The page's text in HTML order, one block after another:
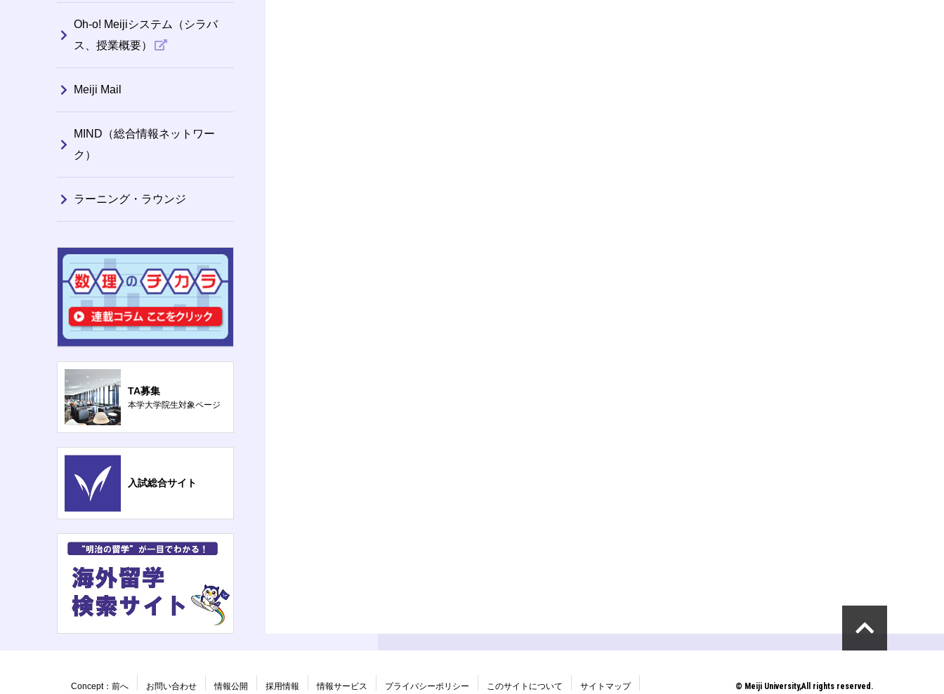
Oh-o! Meijiシステム（シラバ
ス、授業概要）
Meiji Mail
MIND（総合情報ネットワー
ク）
ラーニング・ラウンジ
TA募集
本学大学院生対象ページ
入試総合サイト
Concept：前へ お問い合わせ 情報公開 採用情報 情報サービス プライバシーポリシー このサイトについて サイトマップ © Meiji University,All rights reserved.